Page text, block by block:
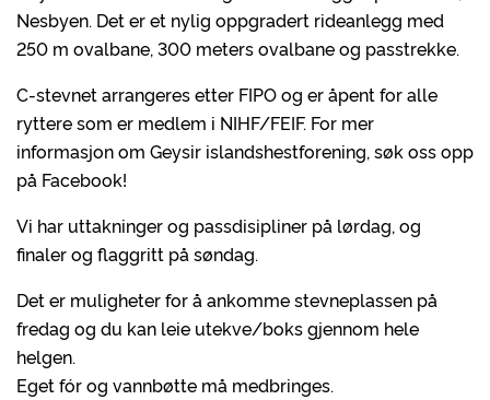
Nesbyen. Det er et nylig oppgradert rideanlegg med
250 m ovalbane, 300 meters ovalbane og passtrekke.
C-stevnet arrangeres etter FIPO og er åpent for alle
ryttere som er medlem i NIHF/FEIF. For mer
informasjon om Geysir islandshestforening, søk oss opp
på Facebook!
Vi har uttakninger og passdisipliner på lørdag, og
finaler og flaggritt på søndag.
Det er muligheter for å ankomme stevneplassen på
fredag og du kan leie utekve/boks gjennom hele
helgen.
Eget fór og vannbøtte må medbringes.